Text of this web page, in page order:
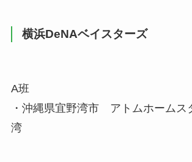
横浜DeNAベイスターズ
A班
・沖縄県宜野湾市 アトムホームス
湾